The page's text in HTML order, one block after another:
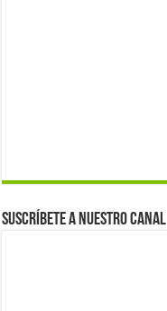
Suscríbete a nuestro canal